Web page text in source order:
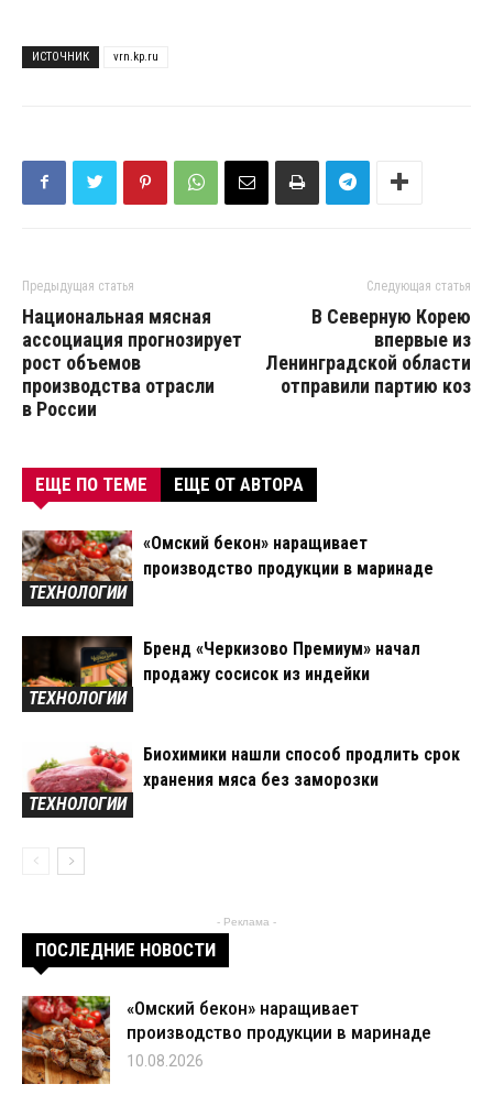
ИСТОЧНИК vrn.kp.ru
Предыдущая статья
Национальная мясная
ассоциация прогнозирует
рост объемов
производства отрасли
в России
Следующая статья
В Северную Корею
впервые из
Ленинградской области
отправили партию коз
ЕЩЕ ПО ТЕМЕ ЕЩЕ ОТ АВТОРА
ТЕХНОЛОГИИ
«Омский бекон» наращивает
производство продукции в маринаде
ТЕХНОЛОГИИ
Бренд «Черкизово Премиум» начал
продажу сосисок из индейки
ТЕХНОЛОГИИ
Биохимики нашли способ продлить срок
хранения мяса без заморозки
- Реклама -
ПОСЛЕДНИЕ НОВОСТИ
«Омский бекон» наращивает
производство продукции в маринаде
10.08.2026